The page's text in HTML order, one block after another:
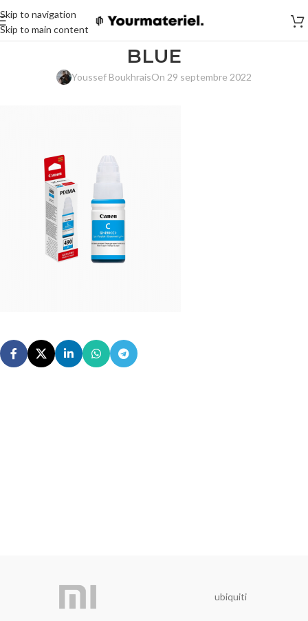
Skip to navigation
Skip to main content
BLUE
Youssef BoukhraisOn 29 septembre 2022
ubiquiti